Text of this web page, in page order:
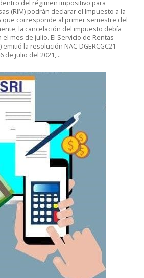
del régimen impositivo para
(RIM) podrán declarar el Impuesto a la
que corresponde al primer semestre del
la cancelación del impuesto debía
mes de julio. El Servicio de Rentas
emitió la resolución NAC-DGERCGC21-
de julio del 2021,…